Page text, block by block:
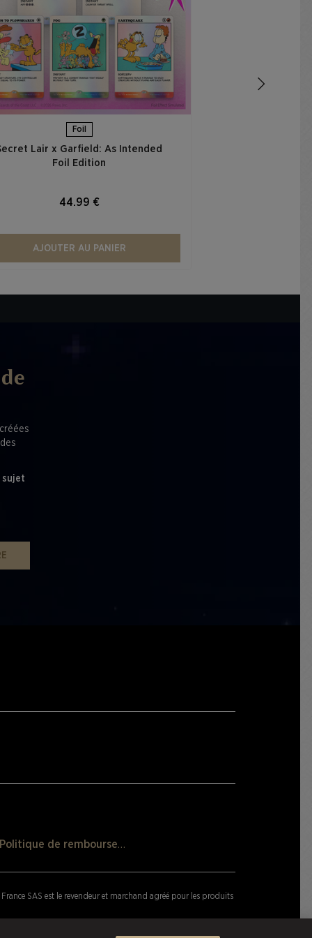
Foil
Lair x Garfield: As Intended
Foil Edition​
44.99 €
AJOUTER AU PANIER
sujet
Politique de remboursement
France SAS est le revendeur et marchand agréé pour les produits